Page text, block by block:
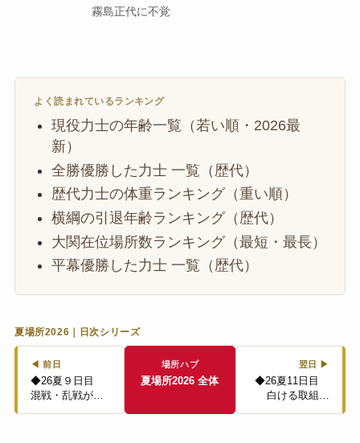
霧島正代に不覚
よく読まれているランキング
現役力士の年齢一覧（若い順・2026最
新）
全勝優勝した力士 一覧（歴代）
歴代力士の体重ランキング（重い順）
横綱の引退年齢ランキング（歴代）
大関在位場所数ランキング（最短・最長）
平幕優勝した力士 一覧（歴代）
夏場所2026｜日次シリーズ
◀ 前日
◆26夏９日目
混戦・乱戦が…
場所ハブ
夏場所2026 全体
翌日 ▶
◆26夏11日目
白ける取組…